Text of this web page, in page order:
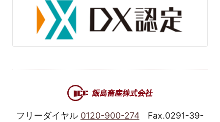
フリーダイヤル 0120-900-274
Fax.0291-39-